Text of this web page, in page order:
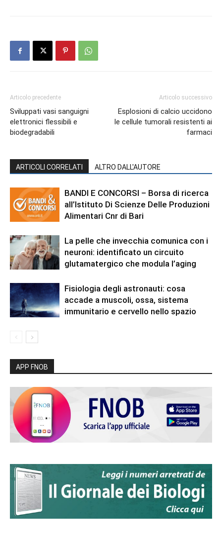
Articolo precedente
Sviluppati vasi sanguigni
elettronici flessibili e
biodegradabili
Articolo successivo
Esplosioni di calcio uccidono
le cellule tumorali resistenti ai
farmaci
ARTICOLI CORRELATI ALTRO DALL'AUTORE
BANDI E CONCORSI – Borsa di ricerca
all’Istituto Di Scienze Delle Produzioni
Alimentari Cnr di Bari
La pelle che invecchia comunica con i
neuroni: identificato un circuito
glutamatergico che modula l’aging
Fisiologia degli astronauti: cosa
accade a muscoli, ossa, sistema
immunitario e cervello nello spazio
APP FNOB